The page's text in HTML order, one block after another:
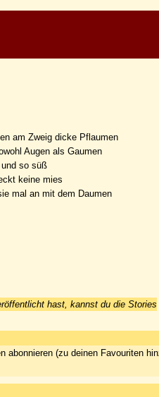
am Zweig dicke Pflaumen
Augen als Gaumen
so süß
keine mies
mal an mit dem Daumen
hast, kannst du die Stories
(zu deinen Favouriten